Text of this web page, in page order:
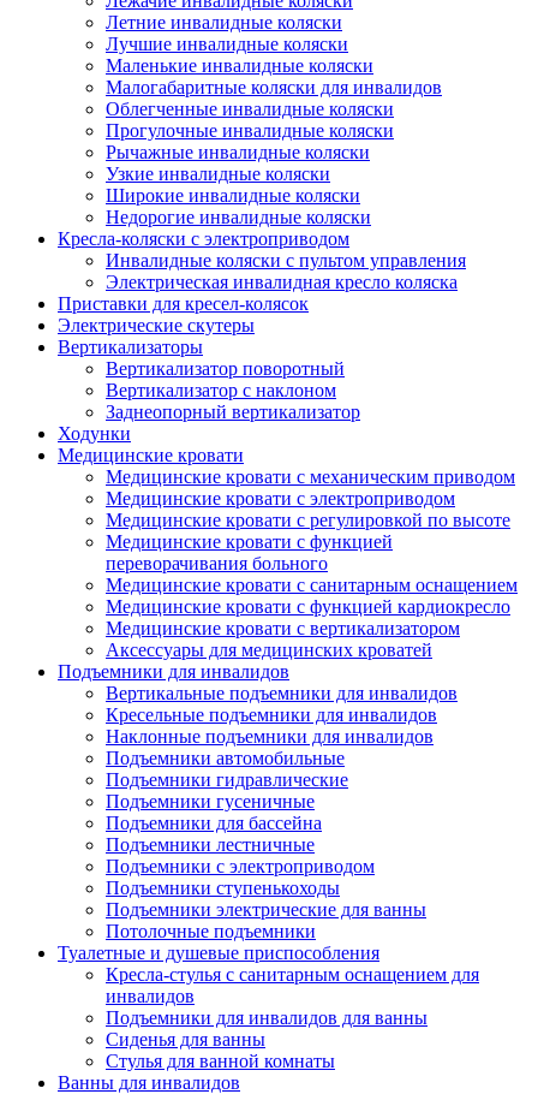
Летние инвалидные коляски
Лучшие инвалидные коляски
Маленькие инвалидные коляски
Малогабаритные коляски для инвалидов
Облегченные инвалидные коляски
Прогулочные инвалидные коляски
Рычажные инвалидные коляски
Узкие инвалидные коляски
Широкие инвалидные коляски
Недорогие инвалидные коляски
Кресла-коляски с электроприводом
Инвалидные коляски с пультом управления
Электрическая инвалидная кресло коляска
Приставки для кресел-колясок
Электрические скутеры
Вертикализаторы
Вертикализатор поворотный
Вертикализатор с наклоном
Заднеопорный вертикализатор
Ходунки
Медицинские кровати
Медицинские кровати с механическим приводом
Медицинские кровати с электроприводом
Медицинские кровати с регулировкой по высоте
Медицинские кровати с функцией
переворачивания больного
Медицинские кровати с санитарным оснащением
Медицинские кровати с функцией кардиокресло
Медицинские кровати с вертикализатором
Аксессуары для медицинских кроватей
Подъемники для инвалидов
Вертикальные подъемники для инвалидов
Кресельные подъемники для инвалидов
Наклонные подъемники для инвалидов
Подъемники автомобильные
Подъемники гидравлические
Подъемники гусеничные
Подъемники для бассейна
Подъемники лестничные
Подъемники с электроприводом
Подъемники ступенькоходы
Подъемники электрические для ванны
Потолочные подъемники
Туалетные и душевые приспособления
Кресла-стулья с санитарным оснащением для
инвалидов
Подъемники для инвалидов для ванны
Сиденья для ванны
Стулья для ванной комнаты
Ванны для инвалидов